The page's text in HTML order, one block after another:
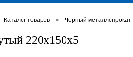
Каталог товаров • Черный металлопрокат
220х150х5